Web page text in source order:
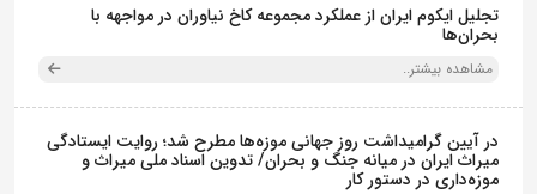
تجلیل ایکوم ایران از عملکرد مجموعه کاخ نیاوران در مواجهه با
بحران‌ها
مشاهده بیشتر..
در آیین گرامیداشت روز جهانی موزه‌ها مطرح شد؛ روایت ایستادگی
میراث ایران در میانه جنگ و بحران/ تدوین اسناد ملی میراث و
موزه‌داری در دستور کار